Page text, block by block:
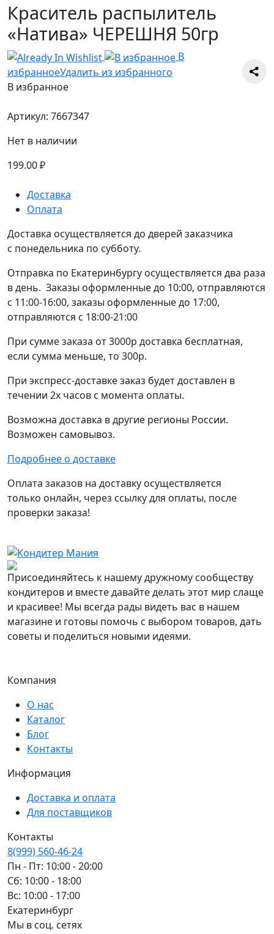
Краситель распылитель
«Натива» ЧЕРЕШНЯ 50гр
В
избранноеУдалить из избранного
В избранное
Артикул: 7667347
Нет в наличии
199.00₽
Доставка
Оплата
Доставка осуществляется до дверей заказчика
с понедельника по субботу.
Отправка по Екатеринбургу осуществляется два раза
в день. Заказы оформленные до 10:00, отправляются
с 11:00-16:00, заказы оформленные до 17:00,
отправляются с 18:00-21:00
При сумме заказа от 3000р доставка бесплатная,
если сумма меньше, то 300р.
При экспресс-доставке заказ будет доставлен в
течении 2х часов с момента оплаты.
Возможна доставка в другие регионы России.
Возможен самовывоз.
Подробнее о доставке
Оплата заказов на доставку осуществляется
только онлайн, через ссылку для оплаты, после
проверки заказа!
Присоединяйтесь к нашему дружному сообществу
кондитеров и вместе давайте делать этот мир слаще
и красивее! Мы всегда рады видеть вас в нашем
магазине и готовы помочь с выбором товаров, дать
советы и поделиться новыми идеями.
Компания
О нас
Каталог
Блог
Контакты
Информация
Доставка и оплата
Для поставщиков
Контакты
8(999) 560-46-24
Пн - Пт: 10:00 - 20:00
Сб: 10:00 - 18:00
Вс: 10:00 - 17:00
Екатеринбург
Мы в соц. сетях